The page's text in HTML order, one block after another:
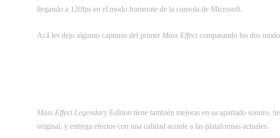
llegando a 120fps en el modo framerate de la consola de Microsoft.
Acá les dejo algunas capturas del primer  Mass Effectcomparando los dos
Mass Effect Legendary Edition tiene también mejoras en su apartado sonoro,
original, y entrega efectos con una calidad acorde a las plataformas actuales.